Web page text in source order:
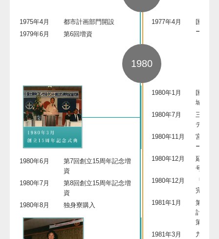
1975年4月
都市計画部門開設
1979年6月
第6回増資
1977年4月
国鉄リ
ー実験
1980
1980年6月
第7回創立15周年記念増
資
1980年7月
第8回創立15周年記念増
資
1980年8月
独身寮購入
1980年1月
国鉄志
城）高
1980年7月
三全総
デル定
1980年11月
宮崎県
ー開所
1980年12月
延岡大
号線バ
1980年12月
「昭和
完成
1981年1月
第三次
計画（
策定
1981年3月
九州縦